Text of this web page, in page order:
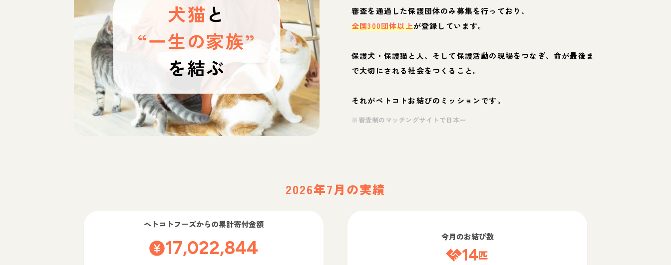
犬猫と
“一生の家族”
を結ぶ
審査を通過した保護団体のみ募集を行っており、
全国300団体以上が登録しています。
保護犬・保護猫と人、そして保護活動の現場をつなぎ、命が最後ま
で大切にされる社会をつくること。
それがペトコトお結びのミッションです。
※審査制のマッチングサイトで日本一
2026年7月の実績
ペトコトフーズからの累計寄付金額
17,022,844
今月のお結び数
14匹